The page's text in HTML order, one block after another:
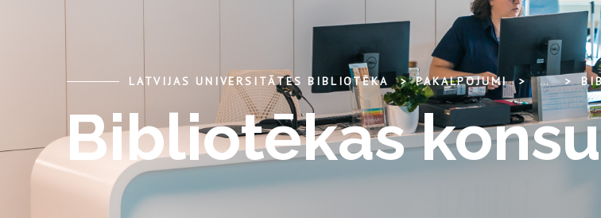
LATVIJAS UNIVERSITĀTES BIBLIOTĒKA PAKALPOJUMI ...
Bibliotēkas